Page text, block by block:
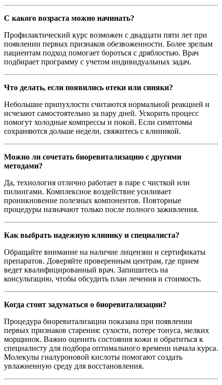
С какого возраста можно начинать?
Профилактический курс возможен с двадцати пяти лет при
появлении первых признаков обезвоженности. Более зрелым
пациентам подход помогает бороться с дряблостью. Врач
подбирает программу с учетом индивидуальных задач.
Что делать, если появились отеки или синяки?
Небольшие припухлости считаются нормальной реакцией и
исчезают самостоятельно за пару дней. Ускорить процесс
помогут холодные компрессы и покой. Если симптомы
сохраняются дольше недели, свяжитесь с клиникой.
Можно ли сочетать биоревитализацию с другими
методами?
Да, технология отлично работает в паре с чисткой или
пилингами. Комплексное воздействие усиливает
проникновение полезных компонентов. Повторные
процедуры назначают только после полного заживления.
Как выбрать надежную клинику и специалиста?
Обращайте внимание на наличие лицензии и сертификаты
препаратов. Доверяйте проверенным центрам, где прием
ведет квалифицированный врач. Запишитесь на
консультацию, чтобы обсудить план лечения и стоимость.
Когда стоит задуматься о биоревитализации?
Процедура биоревитализации показана при появлении
первых признаков старения: сухости, потере тонуса, мелких
морщинок. Важно оценить состояния кожи и обратиться к
специалисту для подбора оптимального времени начала курса.
Молекулы гиалуроновой кислоты помогают создать
увлажненную среду для восстановления.